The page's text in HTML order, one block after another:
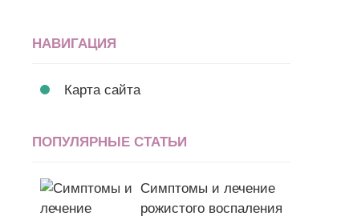
НАВИГАЦИЯ
Карта сайта
ПОПУЛЯРНЫЕ СТАТЬИ
Симптомы и лечение
рожистого воспаления